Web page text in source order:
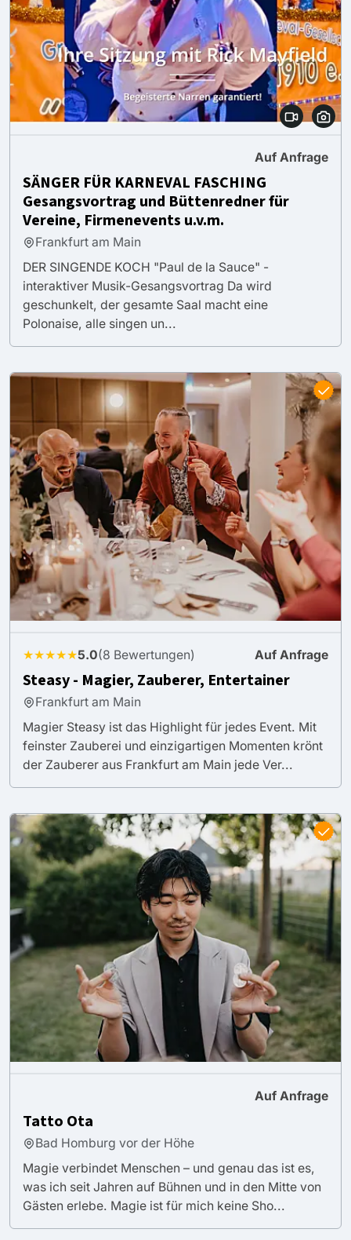
Auf Anfrage
SÄNGER FÜR KARNEVAL FASCHING
Gesangsvortrag und Büttenredner für
Vereine, Firmenevents u.v.m.
Frankfurt am Main
DER SINGENDE KOCH "Paul de la Sauce" -
interaktiver Musik-Gesangsvortrag Da wird
geschunkelt, der gesamte Saal macht eine
Polonaise, alle singen un...
★★★★★5.0(8 Bewertungen) Auf Anfrage
Steasy - Magier, Zauberer, Entertainer
Frankfurt am Main
Magier Steasy ist das Highlight für jedes Event. Mit
feinster Zauberei und einzigartigen Momenten krönt
der Zauberer aus Frankfurt am Main jede Ver...
Auf Anfrage
Tatto Ota
Bad Homburg vor der Höhe
Magie verbindet Menschen – und genau das ist es,
was ich seit Jahren auf Bühnen und in den Mitte von
Gästen erlebe. Magie ist für mich keine Sho...